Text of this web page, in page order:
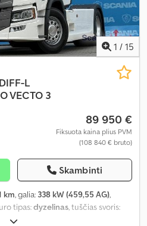
1 / 15
L
VECTO 3
89 950 €
Fiksuota kaina plius PVM
(108 840 € bruto)
Skambinti
km, galia: 338 kW (459,55 AG),
tipas:dyzelinas, tuščias svoris: